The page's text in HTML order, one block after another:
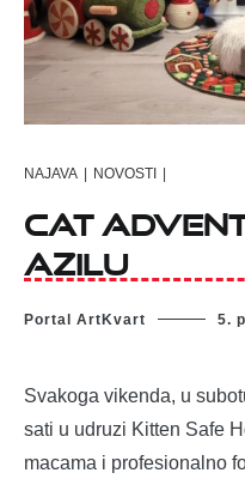
NAJAVA | NOVOSTI |
Cat
Azilu
Portal ArtKvart 5.
Svakoga vikenda, u
sati u udruzi Kitten Safe
macama i profesionalno